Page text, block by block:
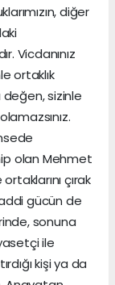
diğer
Vicdanınız
ortaklık
değen, sizinle
olan Mehmet
çırak
gücün de
sonuna
ile
kişi ya da